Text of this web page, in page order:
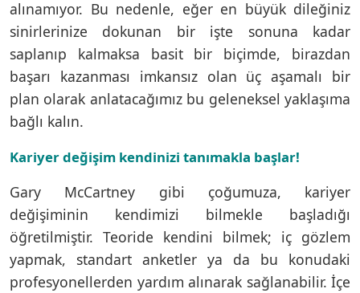
alınamıyor. Bu nedenle, eğer en büyük dileğiniz
sinirlerinize dokunan bir işte sonuna kadar
saplanıp kalmaksa basit bir biçimde, birazdan
başarı kazanması imkansız olan üç aşamalı bir
plan olarak anlatacağımız bu geleneksel yaklaşıma
bağlı kalın.
Kariyer değişim kendinizi tanımakla başlar!
Gary McCartney gibi çoğumuza, kariyer
değişiminin kendimizi bilmekle başladığı
öğretilmiştir. Teoride kendini bilmek; iç gözlem
yapmak, standart anketler ya da bu konudaki
profesyonellerden yardım alınarak sağlanabilir. İçe